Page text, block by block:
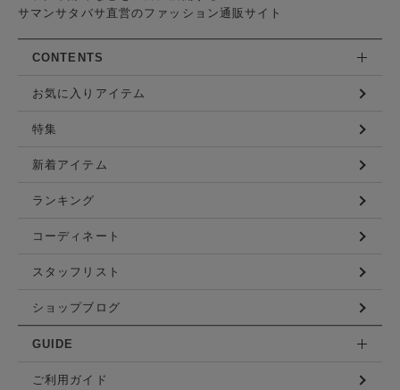
サマンサタバサ直営のファッション通販サイト
CONTENTS
お気に入りアイテム
特集
新着アイテム
ランキング
コーディネート
スタッフリスト
ショップブログ
GUIDE
ご利用ガイド